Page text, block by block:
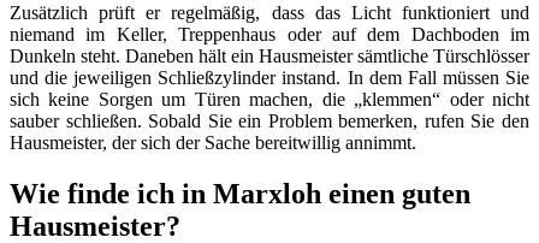
Zusätzlich prüft er regelmäßig, dass das Licht funktioniert und
niemand im Keller, Treppenhaus oder auf dem Dachboden im
Dunkeln steht. Daneben hält ein Hausmeister sämtliche Türschlösser
und die jeweiligen Schließzylinder instand. In dem Fall müssen Sie
sich keine Sorgen um Türen machen, die „klemmen“ oder nicht
sauber schließen. Sobald Sie ein Problem bemerken, rufen Sie den
Hausmeister, der sich der Sache bereitwillig annimmt.
Wie finde ich in Marxloh einen guten
Hausmeister?